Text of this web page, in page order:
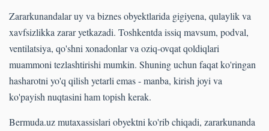
Zararkunandalar uy va biznes obyektlarida gigiyena, qulaylik va
xavfsizlikka zarar yetkazadi. Toshkentda issiq mavsum, podval,
ventilatsiya, qo'shni xonadonlar va oziq-ovqat qoldiqlari
muammoni tezlashtirishi mumkin. Shuning uchun faqat ko'ringan
hasharotni yo'q qilish yetarli emas - manba, kirish joyi va
ko'payish nuqtasini ham topish kerak.
Bermuda.uz mutaxassislari obyektni ko'rib chiqadi, zararkunanda